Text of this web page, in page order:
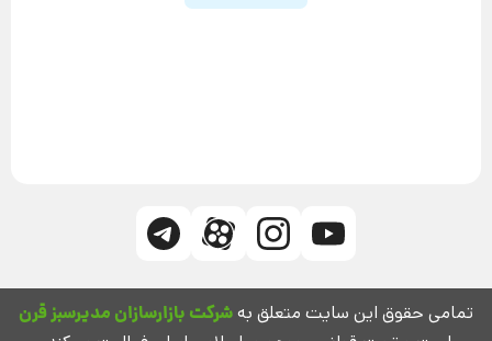
تمامی حقوق این سایت متعلق بهشرکت بازارسازان مدیرسبز قرن